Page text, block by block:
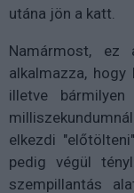
utána jön a katt.
Namármost,
alkalmazza,
illetve
elkezdi
pedig végül
szempillantás